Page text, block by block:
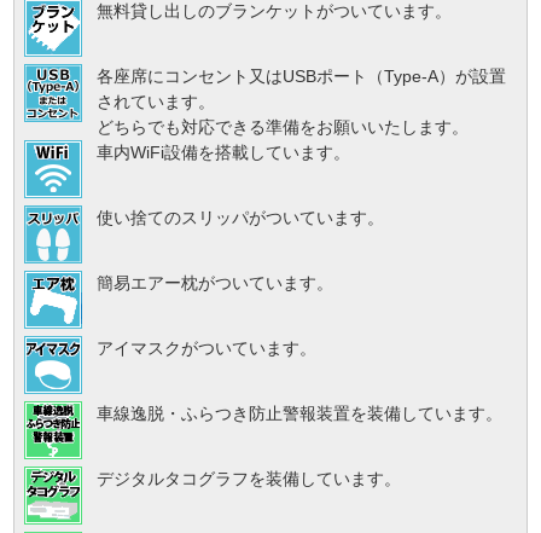
無料貸し出しのブランケットがついています。
各座席にコンセント又はUSBポート（Type-A）が設置
されています。
どちらでも対応できる準備をお願いいたします。
車内WiFi設備を搭載しています。
使い捨てのスリッパがついています。
簡易エアー枕がついています。
アイマスクがついています。
車線逸脱・ふらつき防止警報装置を装備しています。
デジタルタコグラフを装備しています。